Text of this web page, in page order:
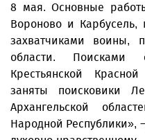
8 мая. Основные
Вороново и
захватчиками воины,
области. Поисками
Крестьянской
заняты поисковики
Архангельской
Народной Республики»,